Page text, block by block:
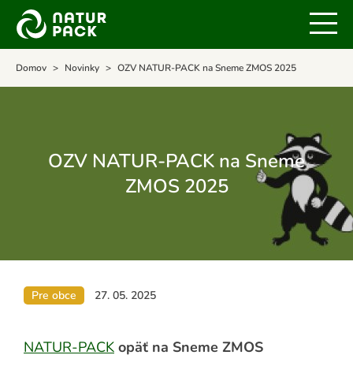
Domov Novinky OZV NATUR-PACK na Sneme ZMOS 2025
OZV NATUR-PACK na Sneme
ZMOS 2025
Pre obce 27. 05. 2025
NATUR-PACK opäť na Sneme ZMOS